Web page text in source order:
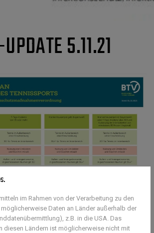
5.11.21
im Rahmen von der Verarbeitung zu den
Daten an Länder außerhalb der
z.B. in die USA. Das
diesen Ländern ist möglicherweise nicht mit